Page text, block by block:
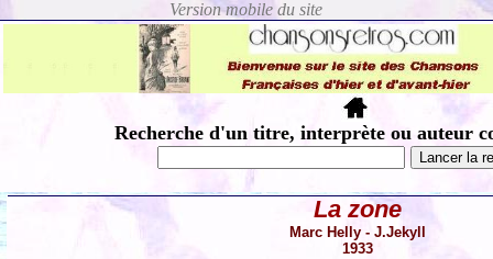
Recherche d'un titre, interprète ou auteur
La zone
Marc Helly - J.Jekyll
1933